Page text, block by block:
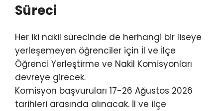
Süreci
Her iki nakil sürecinde de herhangi bir liseye
yerleşemeyen öğrenciler için İl ve İlçe
Öğrenci Yerleştirme ve Nakil Komisyonları
devreye girecek.
Komisyon başvuruları 17-26 Ağustos 2026
tarihleri arasında alınacak. İl ve ilçe